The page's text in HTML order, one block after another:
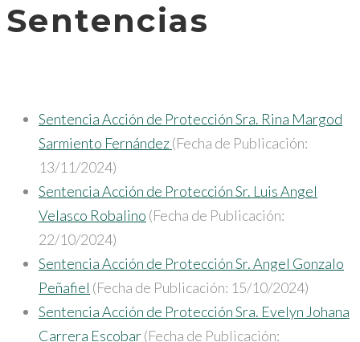
Sentencias
Sentencia Acción de Protección Sra. Rina Margod
Sarmiento Fernández(Fecha de Publicación:
13/11/2024)
Sentencia Acción de Protección Sr. Luis Angel
Velasco Robalino (Fecha de Publicación:
22/10/2024)
Sentencia Acción de Protección Sr. Angel Gonzalo
Peñafiel (Fecha de Publicación: 15/10/2024)
Sentencia Acción de Protección Sra. Evelyn Johana
Carrera Escobar(Fecha de Publicación: